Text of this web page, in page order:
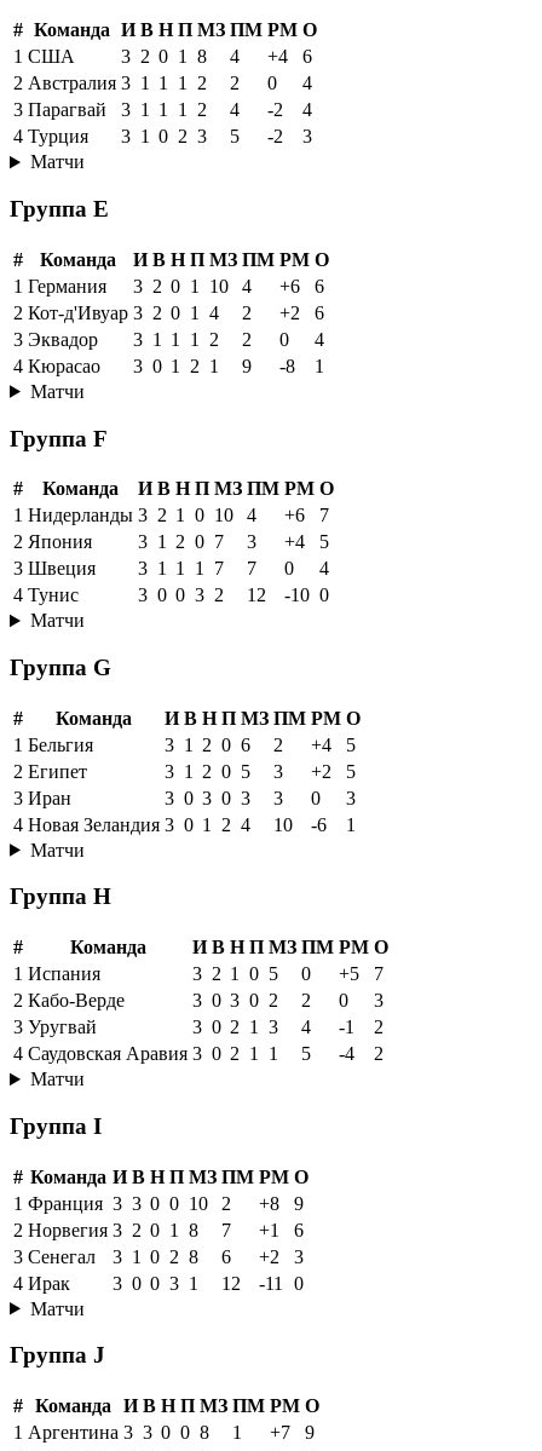
# Команда И В Н П МЗ ПМ РМ О
1 США 3 2 0 1 8 4 +4
6
2 Австралия 3 1 1 1 2 2 0
4
3 Парагвай 3 1 1 1 2 4 -2
4
4 Турция 3 1 0 2 3 5 -2
3
Матчи
Группа E
# Команда И В Н П МЗ ПМ РМ О
1 Германия 3 2 0 1 10 4 +6
6
2 Кот-д'Ивуар 3 2 0 1 4 2 +2
6
3 Эквадор 3 1 1 1 2 2 0
4
4 Кюрасао 3 0 1 2 1 9 -8
1
Матчи
Группа F
# Команда И В Н П МЗ ПМ РМ О
1 Нидерланды 3 2 1 0 10 4 +6
7
2 Япония 3 1 2 0 7 3 +4
5
3 Швеция 3 1 1 1 7 7 0
4
4 Тунис 3 0 0 3 2 12 -10 0
Матчи
Группа G
# Команда И В Н П МЗ ПМ РМ О
1 Бельгия 3 1 2 0 6 2 +4
5
2 Египет 3 1 2 0 5 3 +2
5
3 Иран 3 0 3 0 3 3 0
3
4 Новая Зеландия 3 0 1 2 4 10 -6
1
Матчи
Группа H
# Команда И В Н П МЗ ПМ РМ О
1 Испания 3 2 1 0 5 0 +5
7
2 Кабо-Верде 3 0 3 0 2 2 0
3
3 Уругвай 3 0 2 1 3 4 -1
2
4 Саудовская Аравия 3 0 2 1 1 5 -4
2
Матчи
Группа I
# Команда И В Н П МЗ ПМ РМ О
1 Франция 3 3 0 0 10 2 +8
9
2 Норвегия 3 2 0 1 8 7 +1
6
3 Сенегал 3 1 0 2 8 6 +2
3
4 Ирак 3 0 0 3 1 12 -11
0
Матчи
Группа J
# Команда И В Н П МЗ ПМ РМ О
1 Аргентина 3 3 0 0 8 1 +7
9